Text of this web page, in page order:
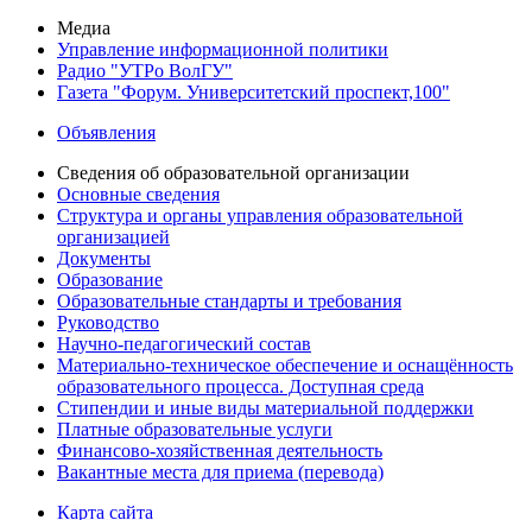
Медиа
Управление информационной политики
Радио "УТРо ВолГУ"
Газета "Форум. Университетский проспект,100"
Объявления
Сведения об образовательной организации
Основные сведения
Структура и органы управления образовательной
организацией
Документы
Образование
Образовательные стандарты и требования
Руководство
Научно-педагогический состав
Материально-техническое обеспечение и оснащённость
образовательного процесса. Доступная среда
Стипендии и иные виды материальной поддержки
Платные образовательные услуги
Финансово-хозяйственная деятельность
Вакантные места для приема (перевода)
Карта сайта